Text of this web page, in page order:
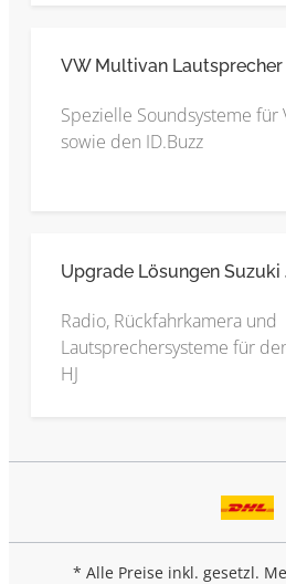
VW Multivan
Spezielle Soundsysteme für
sowie den ID.Buzz
Upgrade Lösungen Suzuki
Radio, Rückfahrkamera und
Lautsprechersysteme für
HJ
* Alle Preise inkl. gesetzl.